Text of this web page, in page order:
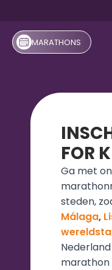
MARATHONS
FOR
Ga met
steden,
Málaga,
marathon